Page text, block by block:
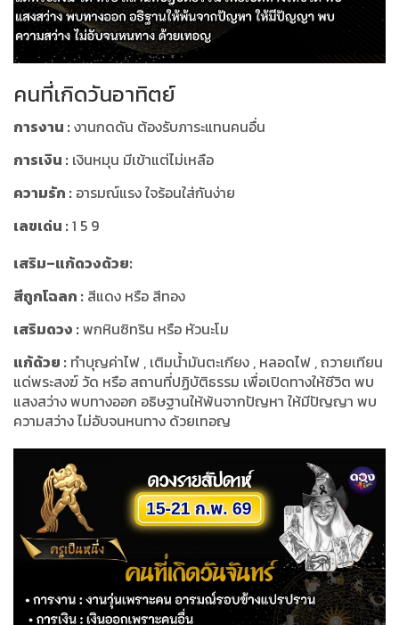
คนที่เกิดวันอาทิตย์
การงาน :งานกดดัน ต้องรับภาระแทนคนอื่น
การเงิน : เงินหมุน มีเข้าแต่ไม่เหลือ
ความรัก : อารมณ์แรง ใจร้อนใส่กันง่าย
เลขเด่น :1 5 9
เสริม–แก้ดวงด้วย:
สีถูกโฉลก : สีแดง หรือ สีทอง
เสริมดวง :พกหินซิทริน หรือ หัวนะโม
แก้ด้วย : ทำบุญค่าไฟ , เติมน้ำมันตะเกียง , หลอดไฟ , ถวายเทียน
แด่พระสงฆ์ วัด หรือ สถานที่ปฏิบัติธรรม เพื่อเปิดทางให้ชีวิต พบ
แสงสว่าง พบทางออก อธิษฐานให้พ้นจากปัญหา ให้มีปัญญา พบ
ความสว่าง ไม่อับจนหนทาง ด้วยเทอญ